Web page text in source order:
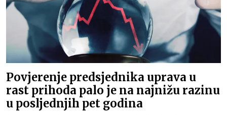
Povjerenje predsjednika uprava u
rast prihoda palo je na najnižu razinu
u posljednjih pet godina